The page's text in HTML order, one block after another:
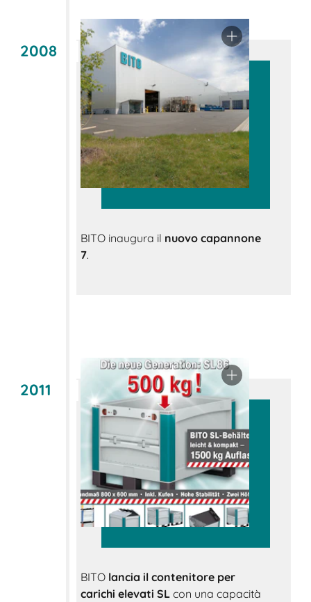
2008
BITO inaugura il nuovo capannone
7.
2011
BITO lancia il contenitore per
carichi elevati SL con una capacità